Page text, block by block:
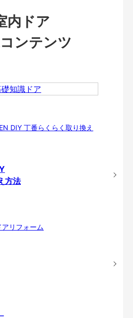
内ドア
ンテンツ
方法